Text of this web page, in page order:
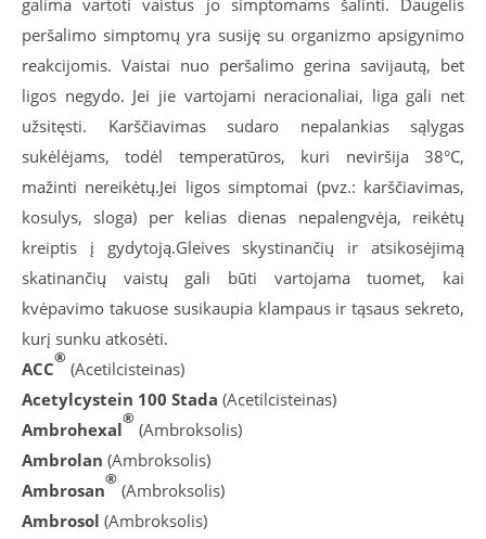
galima vartoti vaistus jo simptomams šalinti. Daugelis
peršalimo simptomų yra susiję su organizmo apsigynimo
reakcijomis. Vaistai nuo peršalimo gerina savijautą, bet
ligos negydo. Jei jie vartojami neracionaliai, liga gali net
užsitęsti. Karščiavimas sudaro nepalankias sąlygas
sukėlėjams, todėl temperatūros, kuri neviršija 38°C,
mažinti nereikėtų.Jei ligos simptomai (pvz.: karščiavimas,
kosulys, sloga) per kelias dienas nepalengvėja, reikėtų
kreiptis į gydytoją.Gleives skystinančių ir atsikosėjimą
skatinančių vaistų gali būti vartojama tuomet, kai
kvėpavimo takuose susikaupia klampaus ir tąsaus sekreto,
kurį sunku atkosėti.
ACC
®
(Acetilcisteinas)
Acetylcystein 100 Stada (Acetilcisteinas)
Ambrohexal
®
(Ambroksolis)
Ambrolan (Ambroksolis)
Ambrosan
®
(Ambroksolis)
Ambrosol (Ambroksolis)